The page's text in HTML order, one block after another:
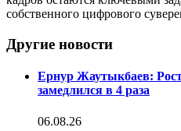
собственного цифрового
Другие новости
Ернур Жаутыкбаев:
замедлился в 4 раза
06.08.26